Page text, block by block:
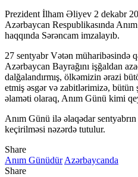
นไลน์
giriş
Prezident İlham Əliyev 2 dekabr
Azərbaycan Respublikasında
haqqında Sərəncam imzalayıb.
27 sentyabr Vətən müharibəsində
Azərbaycan Bayrağını işğaldan
dalğalandırmış, ölkəmizin ərazi
etmiş əsgər və zabitlərimizə,
əlaməti olaraq, Anım Günü kimi
Anım Günü ilə əlaqədar
keçirilməsi nəzərdə tutulur.
Share
Anım GünüdürAzərbaycanda
Share